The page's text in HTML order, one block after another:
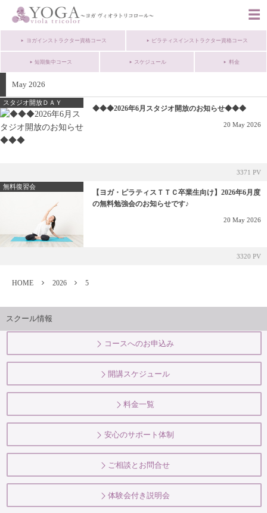
ヨガインストラクター資格コース ピラティスインストラクター資格コース
短期集中コース スケジュール 料金
May 2026
スタジオ開放ＤＡＹ
◆◆◆2026年6月スタジオ開放のお知らせ◆◆◆
20 May 2026
3371 PV
無料復習会
【ヨガ・ピラティスＴＴＣ卒業生向け】2026年6月度
の無料勉強会のお知らせです♪
20 May 2026
3320 PV
HOME 2026 5
スクール情報
コースへのお申込み
開講スケジュール
料金一覧
安心のサポート体制
ご相談とお問合せ
体験会付き説明会